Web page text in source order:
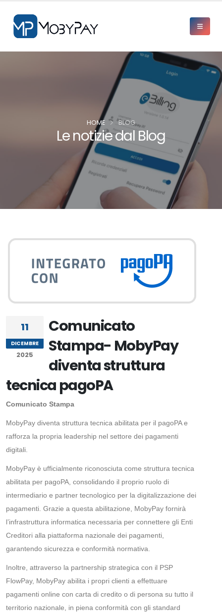
Le notizie dal Blog
HOME BLOG
11
DICEMBRE
2025
Comunicato
Stampa- MobyPay
diventa struttura
tecnica pagoPA
Comunicato Stampa
MobyPay diventa struttura tecnica abilitata per il pagoPA e
rafforza la propria leadership nel settore dei pagamenti
digitali.
MobyPay è ufficialmente riconosciuta come struttura tecnica
abilitata per pagoPA, consolidando il proprio ruolo di
intermediario e partner tecnologico per la digitalizzazione dei
pagamenti. Grazie a questa abilitazione, MobyPay fornirà
l’infrastruttura informatica necessaria per connettere gli Enti
Creditori alla piattaforma nazionale dei pagamenti,
garantendo sicurezza e conformità normativa.
Inoltre, attraverso la partnership strategica con il PSP
FlowPay, MobyPay abilita i propri clienti a effettuare
pagamenti online con carta di credito o di persona su tutto il
territorio nazionale, in piena conformità con gli standard